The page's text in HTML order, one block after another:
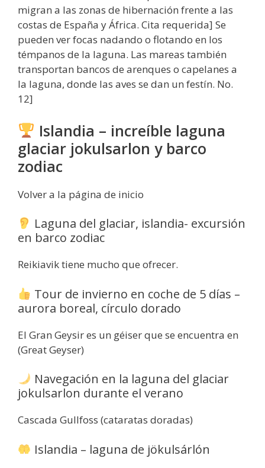
migran a las zonas de hibernación frente a las
costas de España y África. Cita requerida] Se
pueden ver focas nadando o flotando en los
témpanos de la laguna. Las mareas también
transportan bancos de arenques o capelanes a
la laguna, donde las aves se dan un festín. No.
12]
Islandia – increíble laguna
glaciar jokulsarlon y barco
zodiac
Volver a la página de inicio
Laguna del glaciar, islandia- excursión
en barco zodiac
Reikiavik tiene mucho que ofrecer.
Tour de invierno en coche de 5 días –
aurora boreal, círculo dorado
El Gran Geysir es un géiser que se encuentra en
(Great Geyser)
Navegación en la laguna del glaciar
jokulsarlon durante el verano
Cascada Gullfoss (cataratas doradas)
Islandia – laguna de jökulsárlón